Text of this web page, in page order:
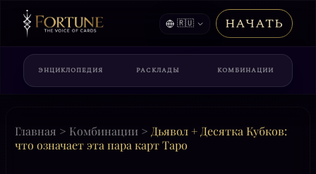
🇷🇺 НАЧАТЬ
ЭНЦИКЛОПЕДИЯ РАСКЛАДЫ КОМБИНАЦИИ
Главная > Комбинации > Дьявол + Десятка Кубков:
что означает эта пара карт Таро